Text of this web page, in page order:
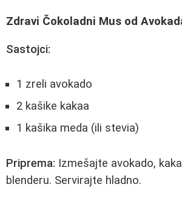
Zdravi Čokoladni Mus od
Sastojci:
1 zreli avokado
2 kašike kakaa
1 kašika meda (ili stevia)
Priprema: Izmešajte avokado,
blenderu. Servirajte hladno.